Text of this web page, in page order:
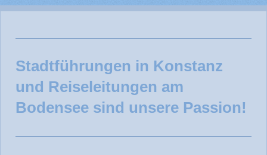
Stadtführungen in Konstanz
und Reiseleitungen am
Bodensee sind unsere Passion!